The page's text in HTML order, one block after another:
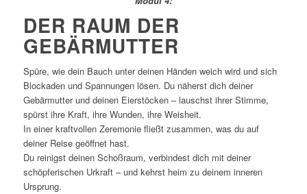
DER RAUM DER
GEBÄRMUTTER
Spüre, wie dein Bauch unter deinen Händen weich wird und sich
Blockaden und Spannungen lösen. Du näherst dich deiner
Gebärmutter und deinen Eierstöcken – lauschst ihrer Stimme,
spürst ihre Kraft, ihre Wunden, ihre Weisheit.
In einer kraftvollen Zeremonie fließt zusammen, was du auf
deiner Reise geöffnet hast.
Du reinigst deinen Schoßraum, verbindest dich mit deiner
schöpferischen Urkraft – und kehrst heim zu deinem inneren
Ursprung.